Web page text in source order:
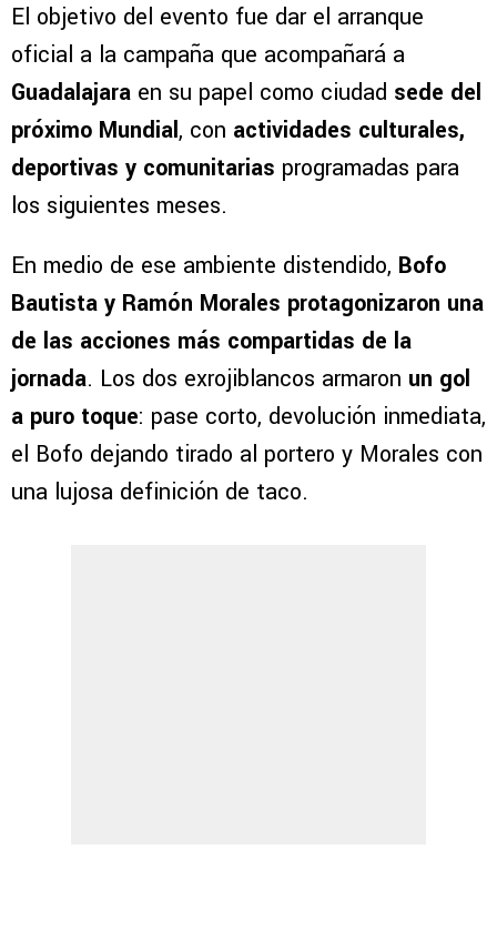
El objetivo del evento fue dar el arranque
oficial a la campaña que acompañará a
Guadalajara en su papel como ciudad sede del
próximo Mundial, con actividades culturales,
deportivas y comunitarias programadas para
los siguientes meses.
En medio de ese ambiente distendido, Bofo
Bautista y Ramón Morales protagonizaron una
de las acciones más compartidas de la
jornada. Los dos exrojiblancos armaron un gol
a puro toque: pase corto, devolución inmediata,
el Bofo dejando tirado al portero y Morales con
una lujosa definición de taco.